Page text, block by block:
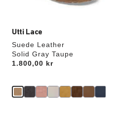
Utti Lace
Suede Leather
Solid Gray Taupe
Price:
1.800,00 kr